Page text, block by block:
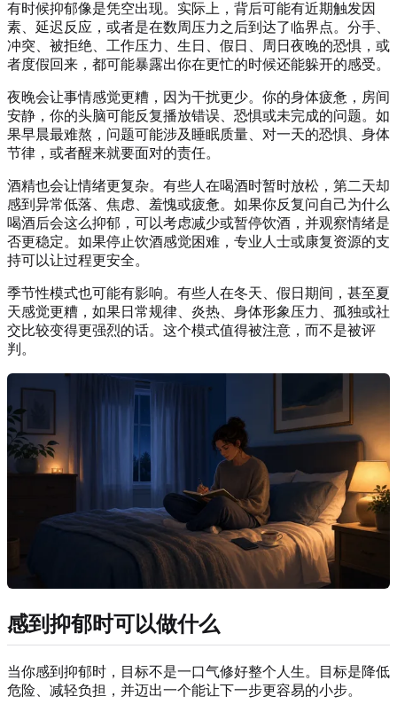
有时候抑郁像是凭空出现。实际上，背后可能有近期触发因
素、延迟反应，或者是在数周压力之后到达了临界点。分手、
冲突、被拒绝、工作压力、生日、假日、周日夜晚的恐惧，或
者度假回来，都可能暴露出你在更忙的时候还能躲开的感受。
夜晚会让事情感觉更糟，因为干扰更少。你的身体疲惫，房间
安静，你的头脑可能反复播放错误、恐惧或未完成的问题。如
果早晨最难熬，问题可能涉及睡眠质量、对一天的恐惧、身体
节律，或者醒来就要面对的责任。
酒精也会让情绪更复杂。有些人在喝酒时暂时放松，第二天却
感到异常低落、焦虑、羞愧或疲惫。如果你反复问自己为什么
喝酒后会这么抑郁，可以考虑减少或暂停饮酒，并观察情绪是
否更稳定。如果停止饮酒感觉困难，专业人士或康复资源的支
持可以让过程更安全。
季节性模式也可能有影响。有些人在冬天、假日期间，甚至夏
天感觉更糟，如果日常规律、炎热、身体形象压力、孤独或社
交比较变得更强烈的话。这个模式值得被注意，而不是被评
判。
感到抑郁时可以做什么
当你感到抑郁时，目标不是一口气修好整个人生。目标是降低
危险、减轻负担，并迈出一个能让下一步更容易的小步。